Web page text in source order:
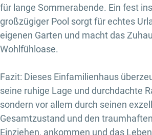
für lange Sommerabende. Ein fest
großzügiger Pool sorgt für echtes
eigenen Garten und macht das
Wohlfühloase.
Fazit: Dieses Einfamilienhaus
seine ruhige Lage und durchdachte
sondern vor allem durch seinen
Gesamtzustand und den
Einziehen, ankommen und das